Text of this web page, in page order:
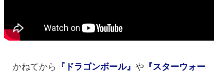
かねてから 『ドラゴンボール』 や 『スターウォー